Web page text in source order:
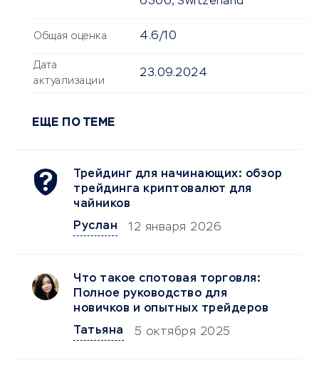
Общая оценка 4.6/10
Дата
актуализации
23.09.2024
ЕЩЕ ПО ТЕМЕ
Трейдинг для начинающих: обзор
трейдинга криптовалют для
чайников
Руслан
12 января 2026
Что такое спотовая торговля:
Полное руководство для
новичков и опытных трейдеров
Татьяна
5 октября 2025